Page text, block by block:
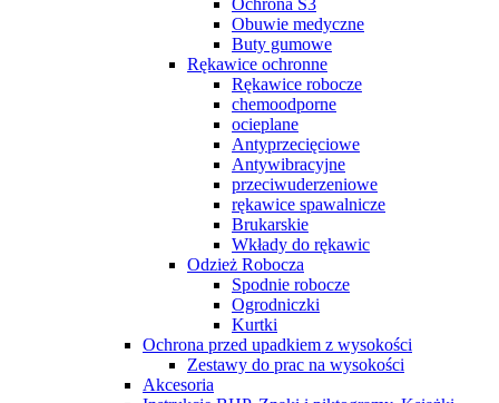
Obuwie medyczne
Buty gumowe
Rękawice ochronne
Rękawice robocze
chemoodporne
ocieplane
Antyprzecięciowe
Antywibracyjne
przeciwuderzeniowe
rękawice spawalnicze
Brukarskie
Wkłady do rękawic
Odzież Robocza
Spodnie robocze
Ogrodniczki
Kurtki
Ochrona przed upadkiem z wysokości
Zestawy do prac na wysokości
Akcesoria